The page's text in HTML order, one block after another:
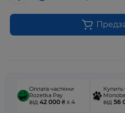
Оплата частями
Rozetka Pay
від 42 000 ₴ x 4
Купить
від 56